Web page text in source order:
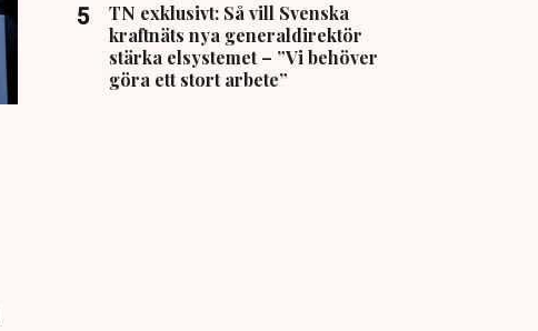
TN exklusivt: Så vill Svenska
kraftnäts nya generaldirektör
stärka elsystemet – ”Vi behöver
göra ett stort arbete”